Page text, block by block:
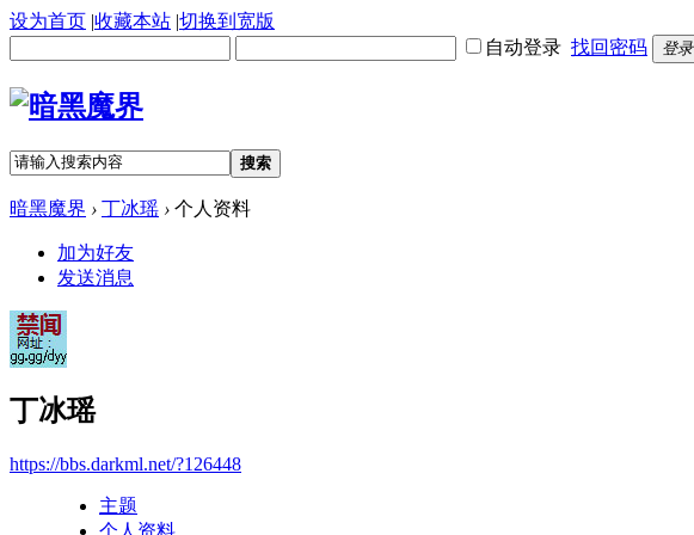
设为首页 |收藏本站 |切换到宽版
自动登录 找回密码 登录
搜索
暗黑魔界 › 丁冰瑶 › 个人资料
加为好友
发送消息
丁冰瑶
https://bbs.darkml.net/?126448
主题
个人资料